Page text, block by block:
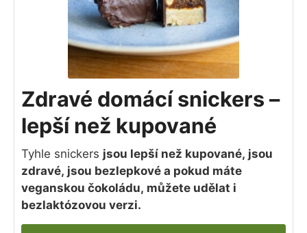
Zdravé domácí snickers –
lepší než kupované
Tyhle snickers jsou lepší než kupované, jsou
zdravé, jsou bezlepkové a pokud máte
veganskou čokoládu, můžete udělat i
bezlaktózovou verzi.